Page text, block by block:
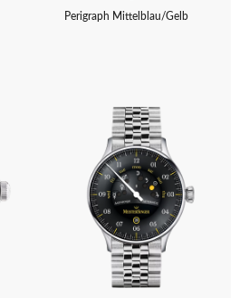
Perigraph Mittelblau/Gelb